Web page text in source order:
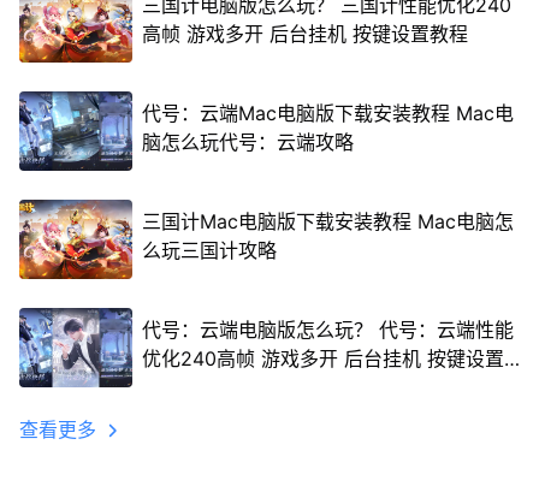
三国计电脑版怎么玩？ 三国计性能优化240
高帧 游戏多开 后台挂机 按键设置教程
代号：云端Mac电脑版下载安装教程 Mac电
脑怎么玩代号：云端攻略
三国计Mac电脑版下载安装教程 Mac电脑怎
么玩三国计攻略
代号：云端电脑版怎么玩？ 代号：云端性能
优化240高帧 游戏多开 后台挂机 按键设置
查看更多